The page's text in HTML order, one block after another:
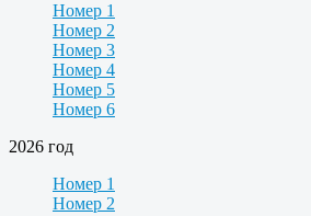
Номер 1
Номер 2
Номер 3
Номер 4
Номер 5
Номер 6
2026 год
Номер 1
Номер 2